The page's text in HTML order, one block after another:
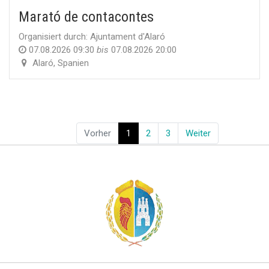
Marató de contacontes
Organisiert durch: Ajuntament d'Alaró
07.08.2026 09:30 bis 07.08.2026 20:00
Alaró,Spanien
Vorher 1 2 3 Weiter